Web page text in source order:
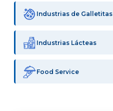
Industrias de Galletitas
Industrias Lácteas
Food Service